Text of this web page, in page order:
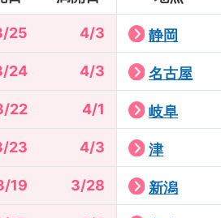
25 4/3
24 4/3
22 4/1
23 4/3
19 3/28
静岡
名古屋
岐阜
津
新潟